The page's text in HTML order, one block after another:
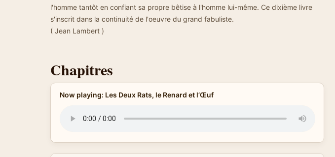
l'homme tantôt en confiant sa propre bêtise à l'homme lui-même. Ce dixième livre
s'inscrit dans la continuité de l'oeuvre du grand fabuliste.
( Jean Lambert )
Chapitres
Now playing: Les Deux Rats, le Renard et l’Œuf